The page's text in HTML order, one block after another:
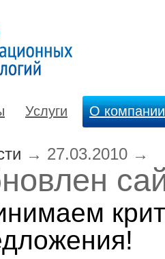
Услуги О компании
→ 27.03.2010 →